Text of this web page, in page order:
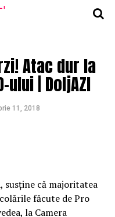
Atac dur la
ului | DoljAZI
11, 2018
susţine că majoritatea
făcute de Pro
la Camera